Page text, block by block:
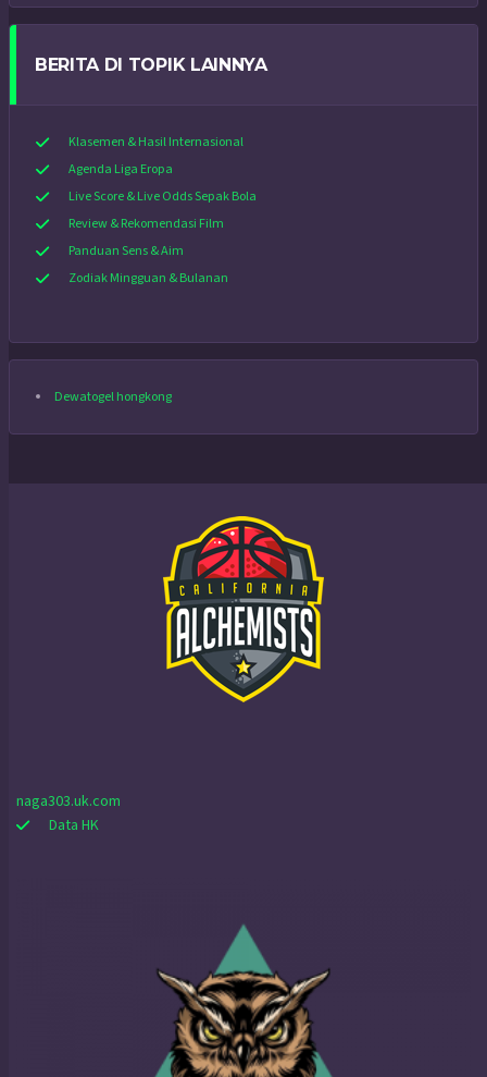
BERITA DI TOPIK LAINNYA
Klasemen & Hasil Internasional
Agenda Liga Eropa
Live Score & Live Odds Sepak Bola
Review & Rekomendasi Film
Panduan Sens & Aim
Zodiak Mingguan & Bulanan
Dewatogel hongkong
naga303.uk.com
Data HK